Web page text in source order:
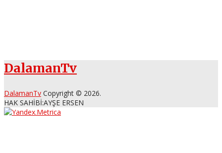
DalamanTv
DalamanTv Copyright © 2026.
HAK SAHİBİ:AYŞE ERSEN